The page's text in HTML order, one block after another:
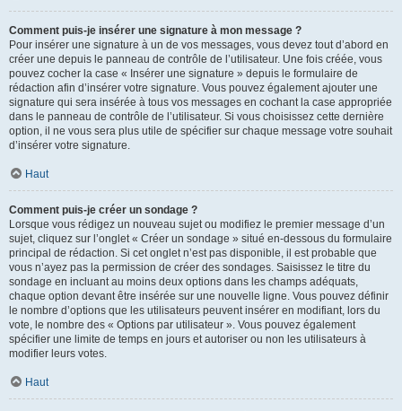
Comment puis-je insérer une signature à mon message ?
Pour insérer une signature à un de vos messages, vous devez tout d’abord en
créer une depuis le panneau de contrôle de l’utilisateur. Une fois créée, vous
pouvez cocher la case « Insérer une signature » depuis le formulaire de
rédaction afin d’insérer votre signature. Vous pouvez également ajouter une
signature qui sera insérée à tous vos messages en cochant la case appropriée
dans le panneau de contrôle de l’utilisateur. Si vous choisissez cette dernière
option, il ne vous sera plus utile de spécifier sur chaque message votre souhait
d’insérer votre signature.
Haut
Comment puis-je créer un sondage ?
Lorsque vous rédigez un nouveau sujet ou modifiez le premier message d’un
sujet, cliquez sur l’onglet « Créer un sondage » situé en-dessous du formulaire
principal de rédaction. Si cet onglet n’est pas disponible, il est probable que
vous n’ayez pas la permission de créer des sondages. Saisissez le titre du
sondage en incluant au moins deux options dans les champs adéquats,
chaque option devant être insérée sur une nouvelle ligne. Vous pouvez définir
le nombre d’options que les utilisateurs peuvent insérer en modifiant, lors du
vote, le nombre des « Options par utilisateur ». Vous pouvez également
spécifier une limite de temps en jours et autoriser ou non les utilisateurs à
modifier leurs votes.
Haut